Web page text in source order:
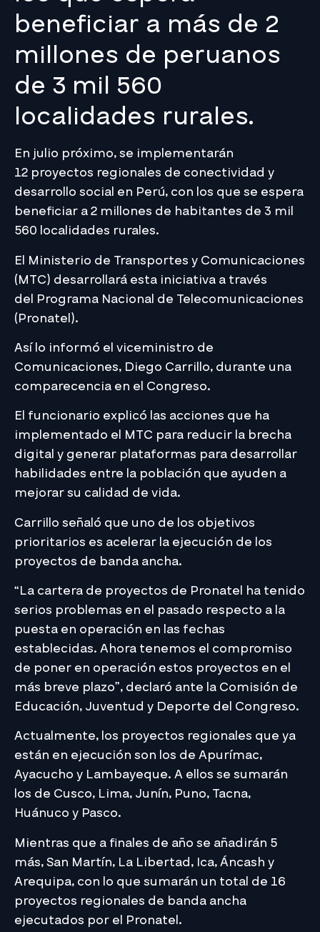
beneficiar a más de 2
millones de peruanos
de 3 mil 560
localidades rurales.
En julio próximo, se implementarán
12 proyectos regionales de conectividad y
desarrollo social en Perú, con los que se espera
beneficiar a 2 millones de habitantes de 3 mil
560 localidades rurales.
El Ministerio de Transportes y Comunicaciones
(MTC) desarrollará esta iniciativa a través
del Programa Nacional de Telecomunicaciones
(Pronatel).
Así lo informó el viceministro de
Comunicaciones, Diego Carrillo, durante una
comparecencia en el Congreso.
El funcionario explicó las acciones que ha
implementado el MTC para reducir la brecha
digital y generar plataformas para desarrollar
habilidades entre la población que ayuden a
mejorar su calidad de vida.
Carrillo señaló que uno de los objetivos
prioritarios es acelerar la ejecución de los
proyectos de banda ancha.
“La cartera de proyectos de Pronatel ha tenido
serios problemas en el pasado respecto a la
puesta en operación en las fechas
establecidas. Ahora tenemos el compromiso
de poner en operación estos proyectos en el
más breve plazo”, declaró ante la Comisión de
Educación, Juventud y Deporte del Congreso.
Actualmente, los proyectos regionales que ya
están en ejecución son los de Apurímac,
Ayacucho y Lambayeque. A ellos se sumarán
los de Cusco, Lima, Junín, Puno, Tacna,
Huánuco y Pasco.
Mientras que a finales de año se añadirán 5
más, San Martín, La Libertad, Ica, Áncash y
Arequipa, con lo que sumarán un total de 16
proyectos regionales de banda ancha
ejecutados por el Pronatel.